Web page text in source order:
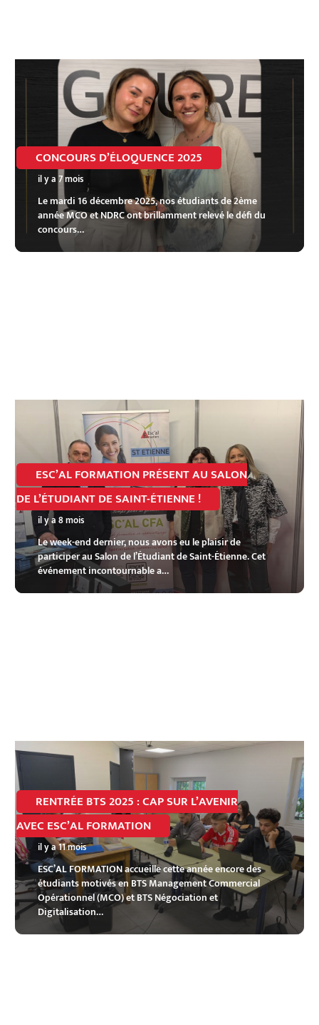
CONCOURS D’ÉLOQUENCE 2025
il y a 7 mois
Le mardi 16 décembre 2025, nos étudiants de 2ème
année MCO et NDRC ont brillamment relevé le défi du
concours…
ESC’AL FORMATION PRÉSENT AU SALON
DE L’ÉTUDIANT DE SAINT-ÉTIENNE !
il y a 8 mois
Le week-end dernier, nous avons eu le plaisir de
participer au Salon de l’Étudiant de Saint-Étienne. Cet
événement incontournable a…
RENTRÉE BTS 2025 : CAP SUR L’AVENIR
AVEC ESC’AL FORMATION
il y a 11 mois
ESC’AL FORMATION accueille cette année encore des
étudiants motivés en BTS Management Commercial
Opérationnel (MCO) et BTS Négociation et
Digitalisation…